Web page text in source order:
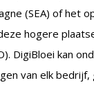
(SEA) of het
hogere
DigiBloei kan
van elk